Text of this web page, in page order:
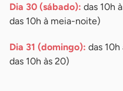
Dia 30 (sábado): das 10h
das 10h à meia-noite)
Dia 31 (domingo): das
das 10h às 20)